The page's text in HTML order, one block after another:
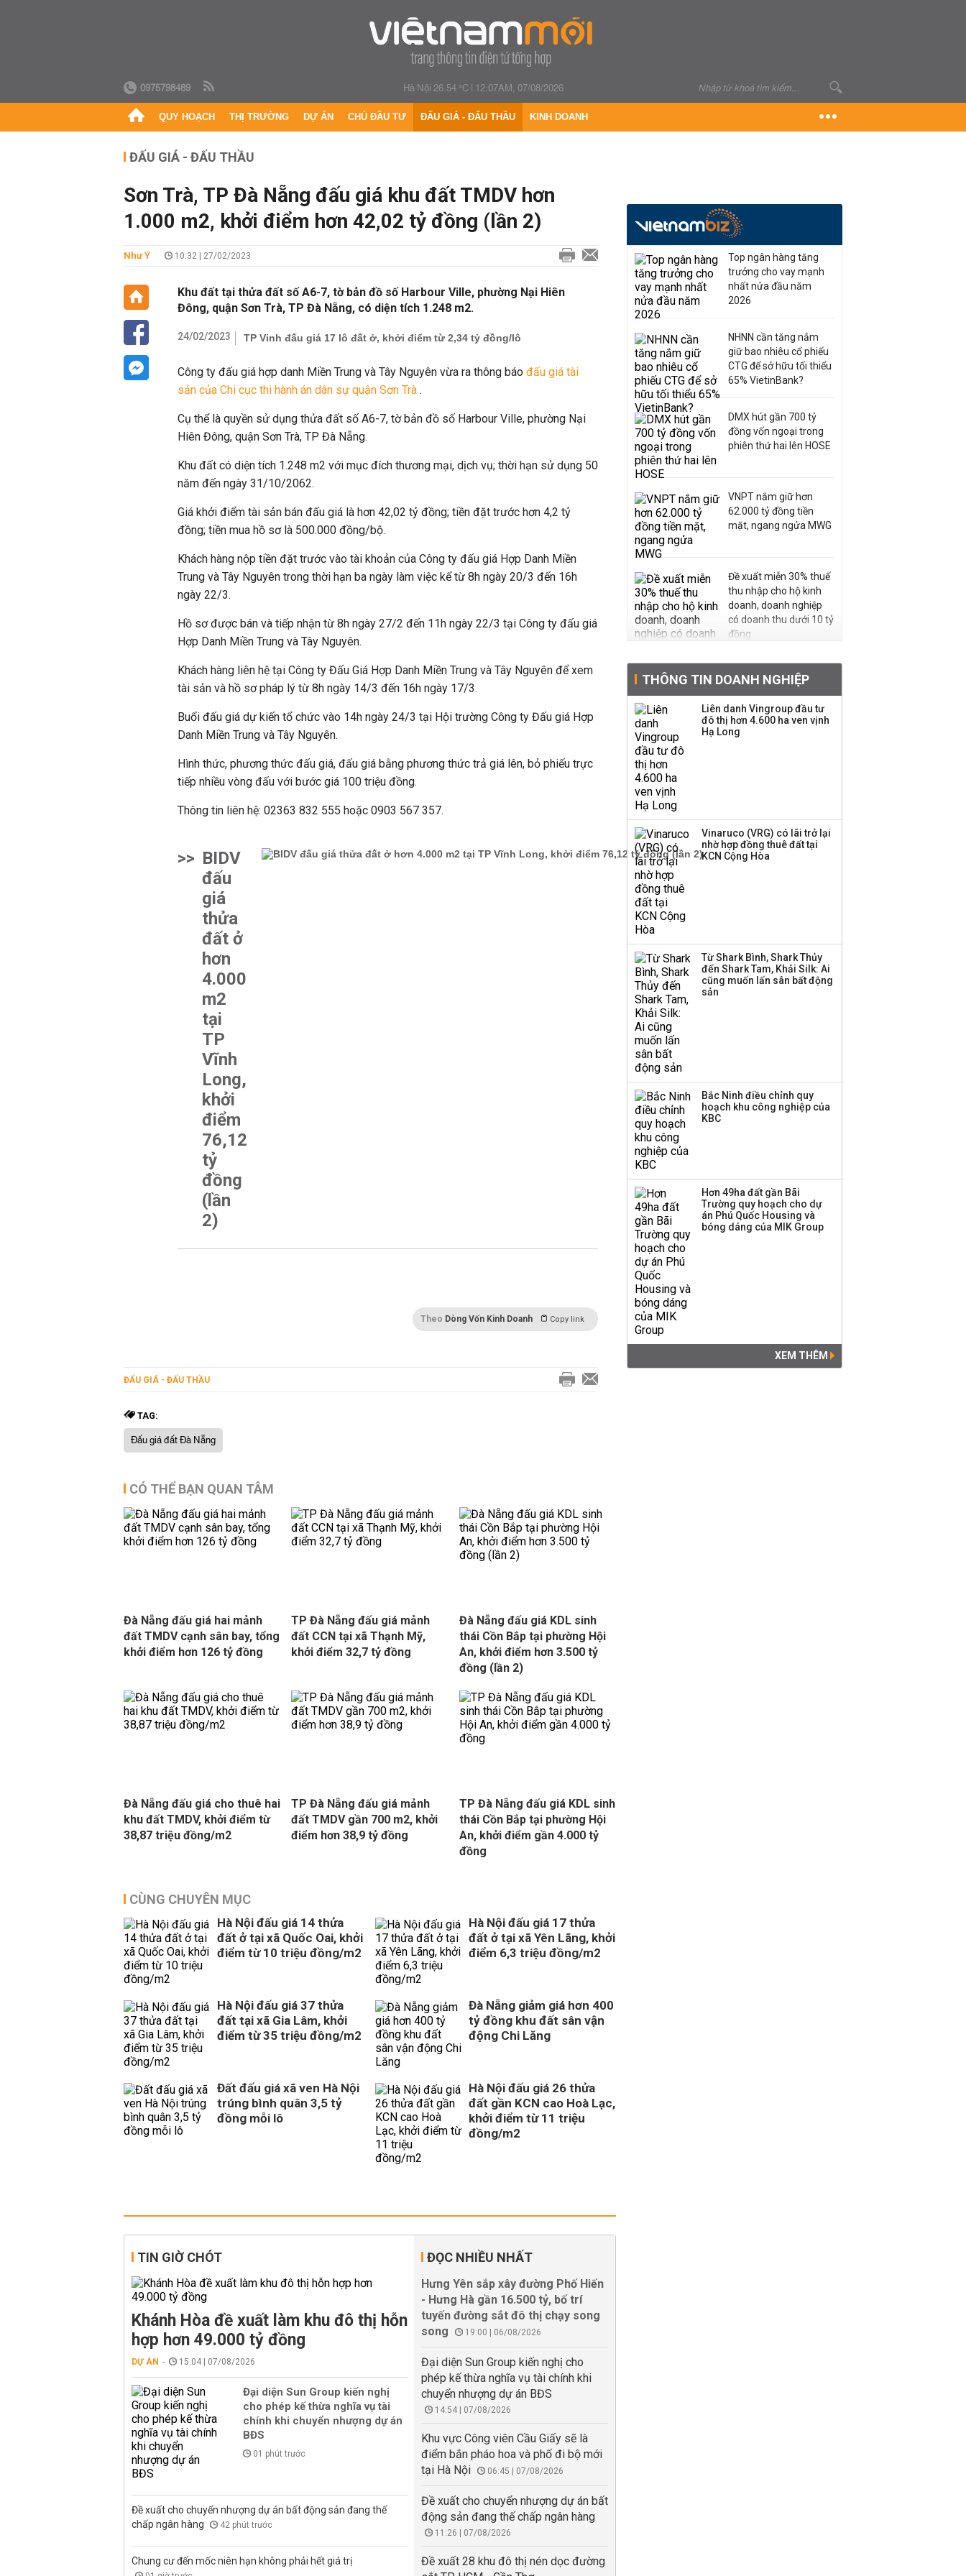
0975798489 Hà Nội 26.54 °C| 12:07AM, 07/08/2026
QUY HOẠCH THỊ TRƯỜNG DỰ ÁN CHỦ ĐẦU TƯ ĐẤU GIÁ - ĐẤU THẦU KINH DOANH
ĐẤU GIÁ - ĐẤU THẦU
Sơn Trà, TP Đà Nẵng đấu giá khu đất TMDV hơn
1.000 m2, khởi điểm hơn 42,02 tỷ đồng (lần 2)
Như Ý 10:32 | 27/02/2023
Khu đất tại thửa đất số A6-7, tờ bản đồ số Harbour Ville, phường Nại Hiên
Đông, quận Sơn Trà, TP Đà Nẵng, có diện tích 1.248 m2.
24/02/2023 TP Vinh đấu giá 17 lô đất ở, khởi điểm từ 2,34 tỷ đồng/lô
Công ty đấu giá hợp danh Miền Trung và Tây Nguyên vừa ra thông báo đấu giá tài
sản của Chi cục thi hành án dân sự quận Sơn Trà .
Cụ thể là quyền sử dụng thửa đất số A6-7, tờ bản đồ số Harbour Ville, phường Nại
Hiên Đông, quận Sơn Trà, TP Đà Nẵng.
Khu đất có diện tích 1.248 m2 với mục đích thương mại, dịch vụ; thời hạn sử dụng 50
năm đến ngày 31/10/2062.
Giá khởi điểm tài sản bán đấu giá là hơn 42,02 tỷ đồng; tiền đặt trước hơn 4,2 tỷ
đồng; tiền mua hồ sơ là 500.000 đồng/bộ.
Khách hàng nộp tiền đặt trước vào tài khoản của Công ty đấu giá Hợp Danh Miền
Trung và Tây Nguyên trong thời hạn ba ngày làm việc kể từ 8h ngày 20/3 đến 16h
ngày 22/3.
Hồ sơ được bán và tiếp nhận từ 8h ngày 27/2 đến 11h ngày 22/3 tại Công ty đấu giá
Hợp Danh Miền Trung và Tây Nguyên.
Khách hàng liên hệ tại Công ty Đấu Giá Hợp Danh Miền Trung và Tây Nguyên để xem
tài sản và hồ sơ pháp lý từ 8h ngày 14/3 đến 16h ngày 17/3.
Buổi đấu giá dự kiến tổ chức vào 14h ngày 24/3 tại Hội trường Công ty Đấu giá Hợp
Danh Miền Trung và Tây Nguyên.
Hình thức, phương thức đấu giá, đấu giá bằng phương thức trả giá lên, bỏ phiếu trực
tiếp nhiều vòng đấu với bước giá 100 triệu đồng.
Thông tin liên hệ: 02363 832 555 hoặc 0903 567 357.
>> BIDV
đấu
giá
thửa
đất ở
hơn
4.000
m2
tại
TP
Vĩnh
Long,
khởi
điểm
76,12
tỷ
đồng
(lần
2)
Theo Dòng Vốn Kinh Doanh Copy link
ĐẤU GIÁ - ĐẤU THẦU
TAG:
Đấu giá đất Đà Nẵng
CÓ THỂ BẠN QUAN TÂM
Đà Nẵng đấu giá hai mảnh
đất TMDV cạnh sân bay, tổng
khởi điểm hơn 126 tỷ đồng
TP Đà Nẵng đấu giá mảnh
đất CCN tại xã Thạnh Mỹ,
khởi điểm 32,7 tỷ đồng
Đà Nẵng đấu giá KDL sinh
thái Cồn Bắp tại phường Hội
An, khởi điểm hơn 3.500 tỷ
đồng (lần 2)
Đà Nẵng đấu giá cho thuê hai
khu đất TMDV, khởi điểm từ
38,87 triệu đồng/m2
TP Đà Nẵng đấu giá mảnh
đất TMDV gần 700 m2, khởi
điểm hơn 38,9 tỷ đồng
TP Đà Nẵng đấu giá KDL sinh
thái Cồn Bắp tại phường Hội
An, khởi điểm gần 4.000 tỷ
đồng
CÙNG CHUYÊN MỤC
Hà Nội đấu giá 14 thửa
đất ở tại xã Quốc Oai, khởi
điểm từ 10 triệu đồng/m2
Hà Nội đấu giá 17 thửa
đất ở tại xã Yên Lãng, khởi
điểm 6,3 triệu đồng/m2
Hà Nội đấu giá 37 thửa
đất tại xã Gia Lâm, khởi
điểm từ 35 triệu đồng/m2
Đà Nẵng giảm giá hơn 400
tỷ đồng khu đất sân vận
động Chi Lăng
Đất đấu giá xã ven Hà Nội
trúng bình quân 3,5 tỷ
đồng mỗi lô
Hà Nội đấu giá 26 thửa
đất gần KCN cao Hoà Lạc,
khởi điểm từ 11 triệu
đồng/m2
TIN GIỜ CHÓT
Khánh Hòa đề xuất làm khu đô thị hỗn
hợp hơn 49.000 tỷ đồng
DỰ ÁN 15:04 | 07/08/2026
Đại diện Sun Group kiến nghị
cho phép kế thừa nghĩa vụ tài
chính khi chuyển nhượng dự án
BĐS
01 phút trước
Đề xuất cho chuyển nhượng dự án bất động sản đang thế
chấp ngân hàng
42 phút trước
Chung cư đến mốc niên hạn không phải hết giá trị
ĐỌC NHIỀU NHẤT
Hưng Yên sắp xây đường Phố Hiến
- Hưng Hà gần 16.500 tỷ, bố trí
tuyến đường sắt đô thị chạy song
song
19:00 | 06/08/2026
Đại diện Sun Group kiến nghị cho
phép kế thừa nghĩa vụ tài chính khi
chuyển nhượng dự án BĐS
14:54 | 07/08/2026
Khu vực Công viên Cầu Giấy sẽ là
điểm bắn pháo hoa và phố đi bộ mới
tại Hà Nội
06:45 | 07/08/2026
Đề xuất cho chuyển nhượng dự án bất
động sản đang thế chấp ngân hàng
11:26 | 07/08/2026
Đề xuất 28 khu đô thị nén dọc đường
Top ngân hàng tăng
trưởng cho vay mạnh
nhất nửa đầu năm
2026
NHNN cần tăng nắm
giữ bao nhiêu cổ phiếu
CTG để sở hữu tối thiểu
65% VietinBank?
DMX hút gần 700 tỷ
đồng vốn ngoại trong
phiên thứ hai lên HOSE
VNPT nắm giữ hơn
62.000 tỷ đồng tiền
mặt, ngang ngửa MWG
Đề xuất miễn 30% thuế
thu nhập cho hộ kinh
doanh, doanh nghiệp
có doanh thu dưới 10 tỷ
đồng
gần 500 triệu cổ phiếu,
tăng vốn lên gần
77.800 tỷ
phiếu, người làm chủ
tịch ở tuổi 27
Việt Nam muốn phát
triển quỹ hưu trí: Từ tiết
kiệm gia đình thành
THÔNG TIN DOANH NGHIỆP
Liên danh Vingroup đầu tư
đô thị hơn 4.600 ha ven vịnh
Hạ Long
Vinaruco (VRG) có lãi trở lại
nhờ hợp đồng thuê đất tại
KCN Cộng Hòa
Từ Shark Bình, Shark Thủy
đến Shark Tam, Khải Silk: Ai
cũng muốn lấn sân bất động
sản
Bắc Ninh điều chỉnh quy
hoạch khu công nghiệp của
KBC
Hơn 49ha đất gần Bãi
Trường quy hoạch cho dự
án Phú Quốc Housing và
bóng dáng của MIK Group
XEM THÊM